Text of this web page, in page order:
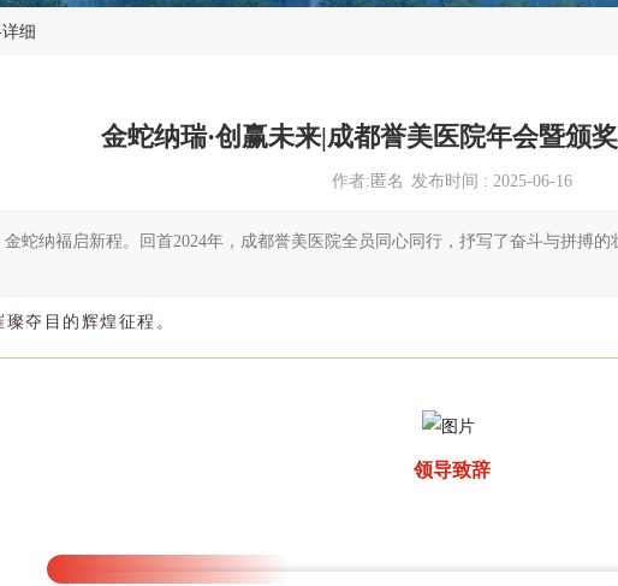
细
金蛇纳瑞·创赢未来|成都誉美医院年会暨颁
作者:匿名 发布时间 : 2025-06-16
蛇纳福启新程。回首2024年，成都誉美医院全员同心同行，抒写了奋斗与拼搏
夺目的辉煌征程。
领导致辞